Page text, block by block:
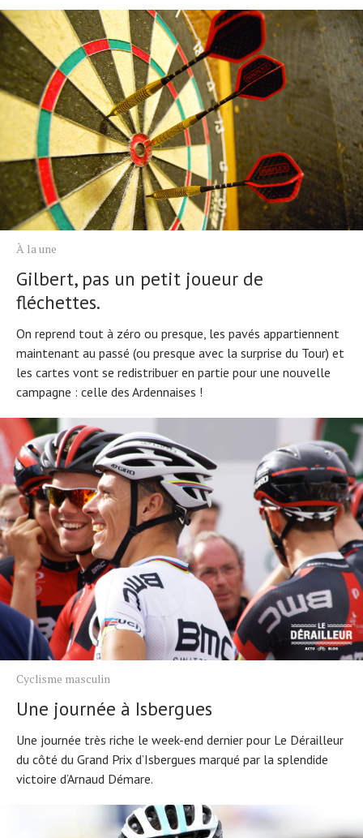
À la une
Gilbert, pas un petit joueur de
fléchettes.
On reprend tout à zéro ou presque, les pavés appartiennent
maintenant au passé (ou presque avec la surprise du Tour) et
les cartes vont se redistribuer en partie pour une nouvelle
campagne : celle des Ardennaises !
Cyclisme masculin
Une journée à Isbergues
Une journée très riche le week-end dernier pour Le Dérailleur
du côté du Grand Prix d’Isbergues marqué par la splendide
victoire d’Arnaud Démare.